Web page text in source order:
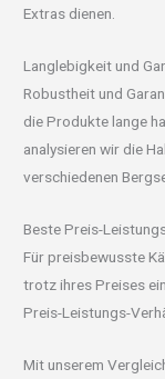
Extras dienen.
Langlebigkeit und
Robustheit und
die Produkte lange
analysieren wir die
verschiedenen
Beste Preis-
Für preisbewusste
trotz ihres Preises
Preis-Leistungs-
Mit unserem